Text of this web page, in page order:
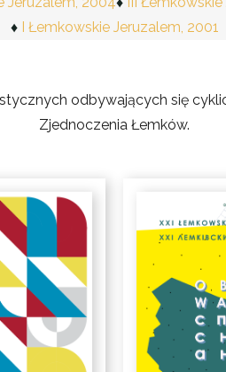
I Łemkowskie Jeruzalem, 2001
odbywających się
Zjednoczenia Łemków.